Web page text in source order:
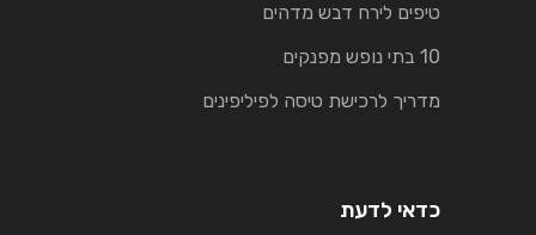
טיפים לירח דבש מדהים
10 בתי נופש מפנקים
מדריך לרכישת טיסה לפיליפינים
כדאי לדעת